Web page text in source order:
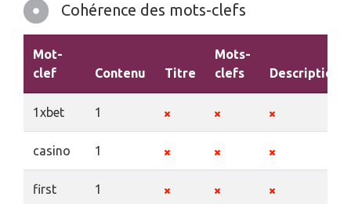
Cohérence des mots-clefs
Mot-
clef
Contenu Titre
Mots-
clefs
Description
1xbet 1
casino 1
first 1